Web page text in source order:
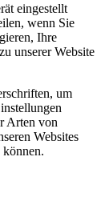
eingestellt
wenn Sie
Ihre
unserer Website
um
Arten von
Websites